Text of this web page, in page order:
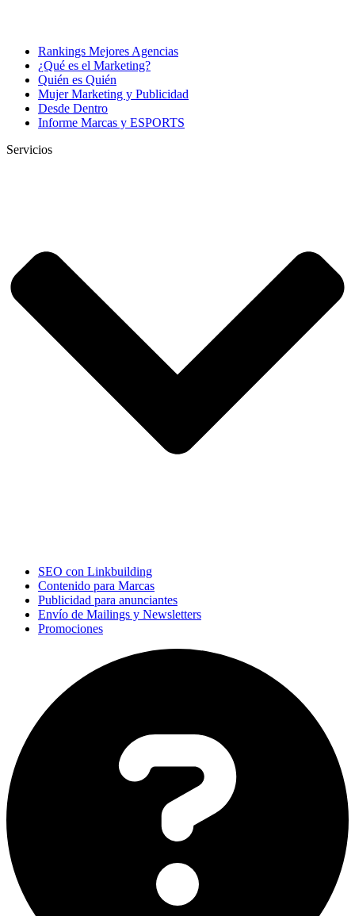
Rankings Mejores Agencias
¿Qué es el Marketing?
Quién es Quién
Mujer Marketing y Publicidad
Desde Dentro
Informe Marcas y ESPORTS
Servicios
SEO con Linkbuilding
Contenido para Marcas
Publicidad para anunciantes
Envío de Mailings y Newsletters
Promociones